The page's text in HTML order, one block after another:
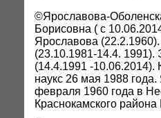
©Ярославова-
Борисовна ( с
Ярославова
(23.10.1981-14.4. 1991).
(14.4.1991 -10.06.2014).
наукс 26 мая 1988
февраля 1960 года в
Краснокамского